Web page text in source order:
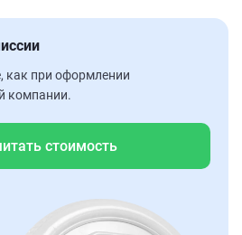
как при оформлении
компании.
стоимость